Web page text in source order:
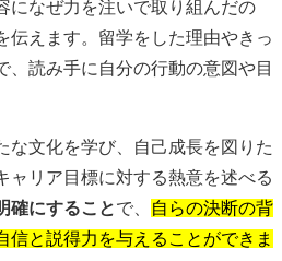
になぜ力を注いで取り組んだの
伝えます。留学をした理由やきっ
、読み手に自分の行動の意図や目
な文化を学び、自己成長を図りた
ャリア目標に対する熱意を述べる
確にすることで、
自らの決断の背
信と説得力を与えることができま